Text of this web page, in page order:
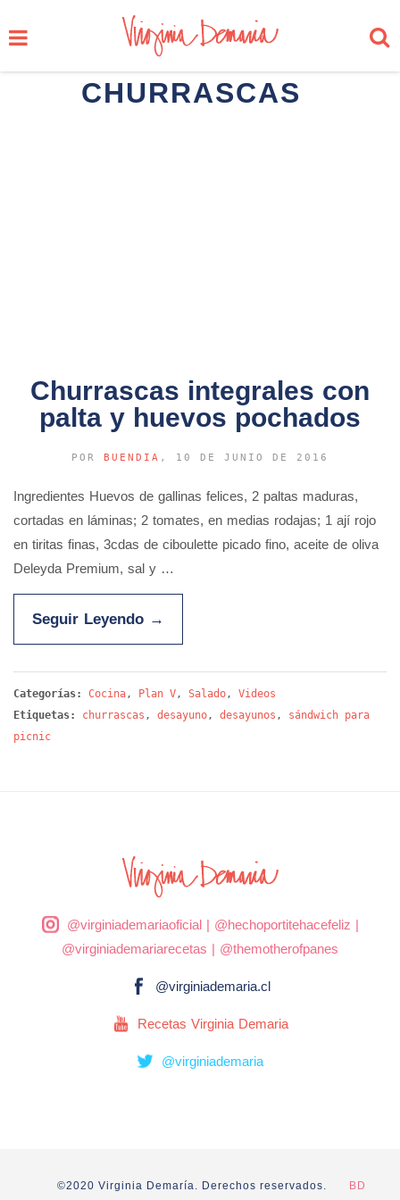
CHURRASCAS
Churrascas integrales con
palta y huevos pochados
POR BUENDIA , 10 DE JUNIO DE 2016
Ingredientes Huevos de gallinas felices, 2 paltas maduras,
cortadas en láminas; 2 tomates, en medias rodajas; 1 ají rojo
en tiritas finas, 3cdas de ciboulette picado fino, aceite de oliva
Deleyda Premium, sal y …
Seguir Leyendo →
Categorías: Cocina , Plan V , Salado , Videos
Etiquetas:
churrascas , desayuno , desayunos , sándwich para
picnic
@virginiademariaoficial| @hechoportitehacefeliz |
@virginiademariarecetas | @themotherofpanes
@virginiademaria.cl
Recetas Virginia Demaria
@virginiademaria
©2020 Virginia Demaría. Derechos reservados. BD